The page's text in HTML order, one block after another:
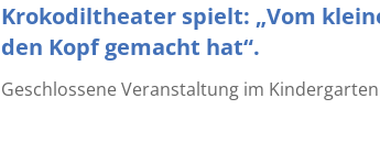
Krokodiltheater spielt: „Vom
den Kopf gemacht hat“.
Geschlossene Veranstaltung im